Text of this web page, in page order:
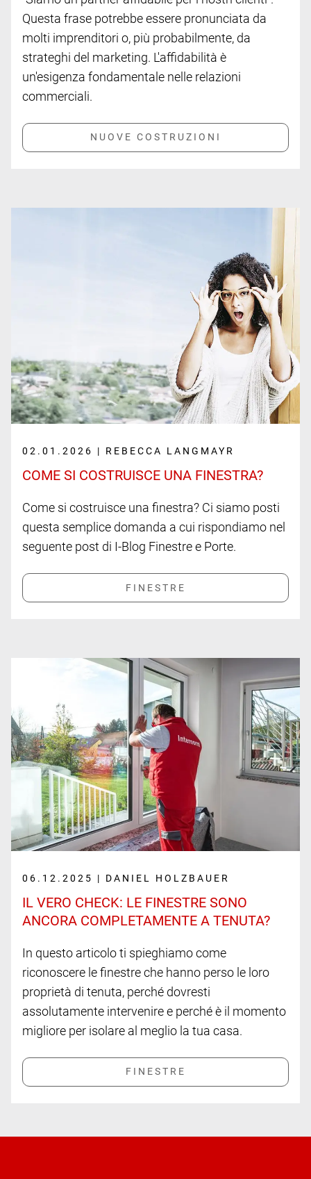
Questa frase potrebbe essere pronunciata da
molti imprenditori o, più probabilmente, da
strateghi del marketing. L'affidabilità è
un'esigenza fondamentale nelle relazioni
commerciali.
02.01.2026 | REBECCA LANGMAYR
COME SI COSTRUISCE UNA FINESTRA?
Come si costruisce una finestra? Ci siamo posti
questa semplice domanda a cui rispondiamo nel
seguente post di I-Blog Finestre e Porte.
06.12.2025 | DANIEL HOLZBAUER
IL VERO CHECK: LE FINESTRE SONO
ANCORA COMPLETAMENTE A TENUTA?
In questo articolo ti spieghiamo come
riconoscere le finestre che hanno perso le loro
proprietà di tenuta, perché dovresti
assolutamente intervenire e perché è il momento
migliore per isolare al meglio la tua casa.